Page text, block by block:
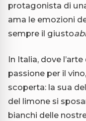
protagonista di
ama le emozioni
sempre il giusto
In Italia, dove
passione per il
scoperta: la sua
del limone si
bianchi delle